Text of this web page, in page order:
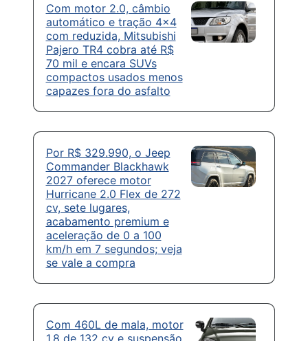
Com motor 2.0, câmbio
automático e tração 4×4
com reduzida, Mitsubishi
Pajero TR4 cobra até R$
70 mil e encara SUVs
compactos usados menos
capazes fora do asfalto
Por R$ 329.990, o Jeep
Commander Blackhawk
2027 oferece motor
Hurricane 2.0 Flex de 272
cv, sete lugares,
acabamento premium e
aceleração de 0 a 100
km/h em 7 segundos; veja
se vale a compra
Com 460L de mala, motor
1.8 de 132 cv e suspensão